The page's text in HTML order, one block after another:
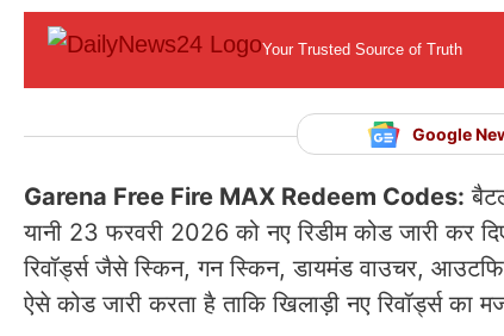
Your Trusted Source of Truth
Google
Garena Free Fire MAX Redeem Codes:
यानी 23 फरवरी 2026 को नए रिडीम कोड जारी कर
रिवॉर्ड्स जैसे स्किन, गन स्किन, डायमंड वाउचर,
ऐसे कोड जारी करता है ताकि खिलाड़ी नए रिवॉर्ड्स